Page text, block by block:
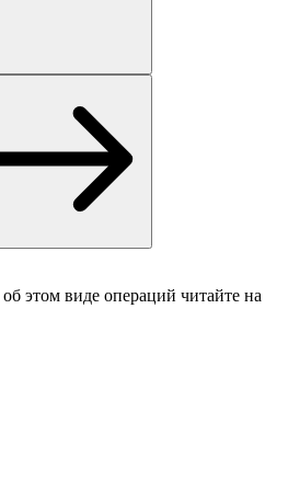
этом виде операций читайте на